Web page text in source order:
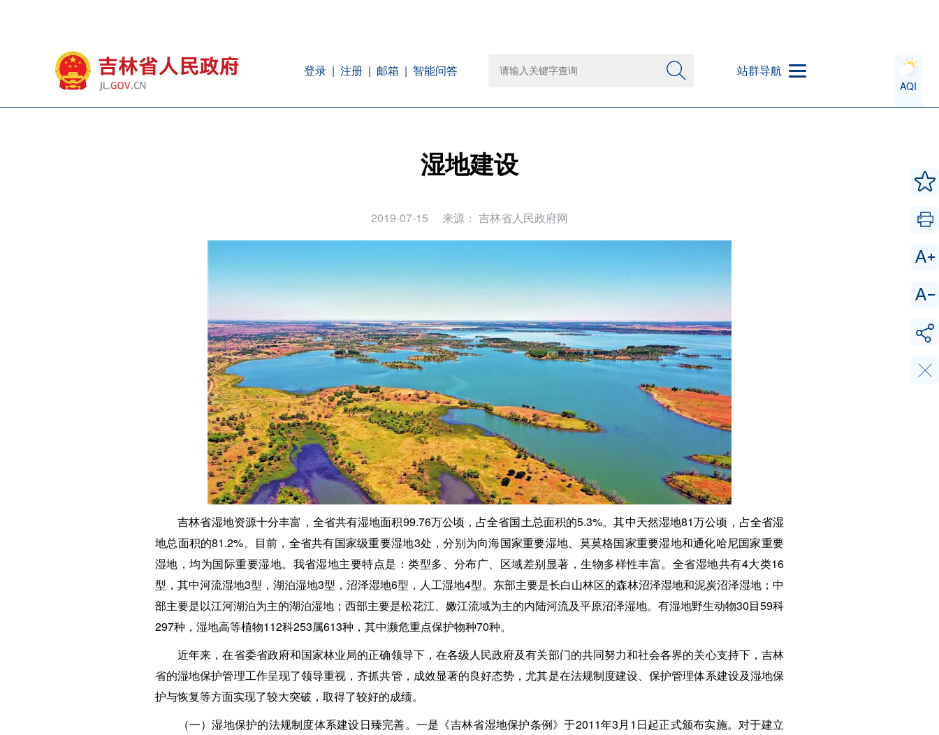
登录 注册 邮箱 智能问答 站群导航
AQI
湿地建设
2019-07-15 来源： 吉林省人民政府网
吉林省湿地资源十分丰富，全省共有湿地面积99.76万公顷，占全省国土总面积的5.3%。其中天然湿地81万公顷，占全省湿
地总面积的81.2%。目前，全省共有国家级重要湿地3处，分别为向海国家重要湿地、莫莫格国家重要湿地和通化哈尼国家重要
湿地，均为国际重要湿地。我省湿地主要特点是：类型多、分布广、区域差别显著，生物多样性丰富。全省湿地共有4大类16
型，其中河流湿地3型，湖泊湿地3型，沼泽湿地6型，人工湿地4型。东部主要是长白山林区的森林沼泽湿地和泥炭沼泽湿地；中
部主要是以江河湖泊为主的湖泊湿地；西部主要是松花江、嫩江流域为主的内陆河流及平原沼泽湿地。有湿地野生动物30目59科
297种，湿地高等植物112科253属613种，其中濒危重点保护物种70种。
近年来，在省委省政府和国家林业局的正确领导下，在各级人民政府及有关部门的共同努力和社会各界的关心支持下，吉林
省的湿地保护管理工作呈现了领导重视，齐抓共管，成效显著的良好态势，尤其是在法规制度建设、保护管理体系建设及湿地保
护与恢复等方面实现了较大突破，取得了较好的成绩。
（一）湿地保护的法规制度体系建设日臻完善。一是《吉林省湿地保护条例》于2011年3月1日起正式颁布实施。对于建立